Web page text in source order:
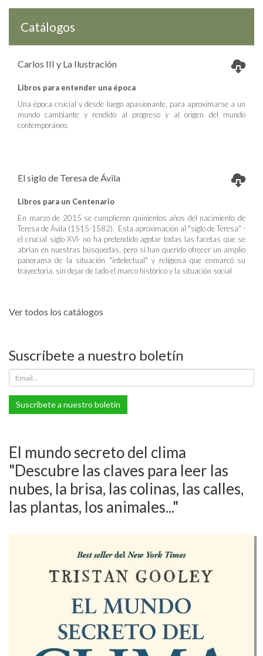
Catálogos
Carlos III y La Ilustración
Libros para entender una época
Una época crucial y desde luego apasionante, para aproximarse a un
mundo cambiante y rendido al progreso y al origen del mundo
contemporáneo.
El siglo de Teresa de Ávila
Libros para un Centenario
En marzo de 2015 se cumplieron quinientos años del nacimiento de
Teresa de Ávila (1515-1582). Esta aproximación al "siglo de Teresa" -
el crucial siglo XVI- no ha pretendido agotar todas las facetas que se
abrían en nuestras búsquedas, pero sí han querido ofrecer un amplio
panorama de la situación "intelectual" y religiosa que enmarcó su
trayectoria, sin dejar de lado el marco histórico y la situación social
Ver todos los catálogos
Suscríbete a nuestro boletín
Suscríbete a nuestro boletín
El mundo secreto del clima
"Descubre las claves para leer las
nubes, la brisa, las colinas, las calles,
las plantas, los animales..."